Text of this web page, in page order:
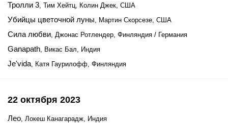
Тролли 3, Тим Хейтц, Колин Джек, США
Убийцы цветочной луны, Мартин Скорсезе, США
Сила любви, Джонас Ротлендер, Финляндия / Германия
Ganapath, Викас Бал, Индия
Je'vida, Катя Гаурилофф, Финляндия
22 октября 2023
Лео, Локеш Канагарадж, Индия